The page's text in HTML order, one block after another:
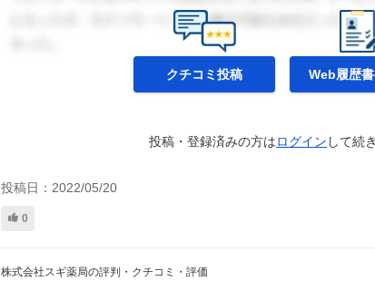
クチコミ投稿 Web履歴
投稿・登録済みの方はログイン して続
投稿日： 2022/05/20
0
株式会社スギ薬局の評判・クチコミ・評価